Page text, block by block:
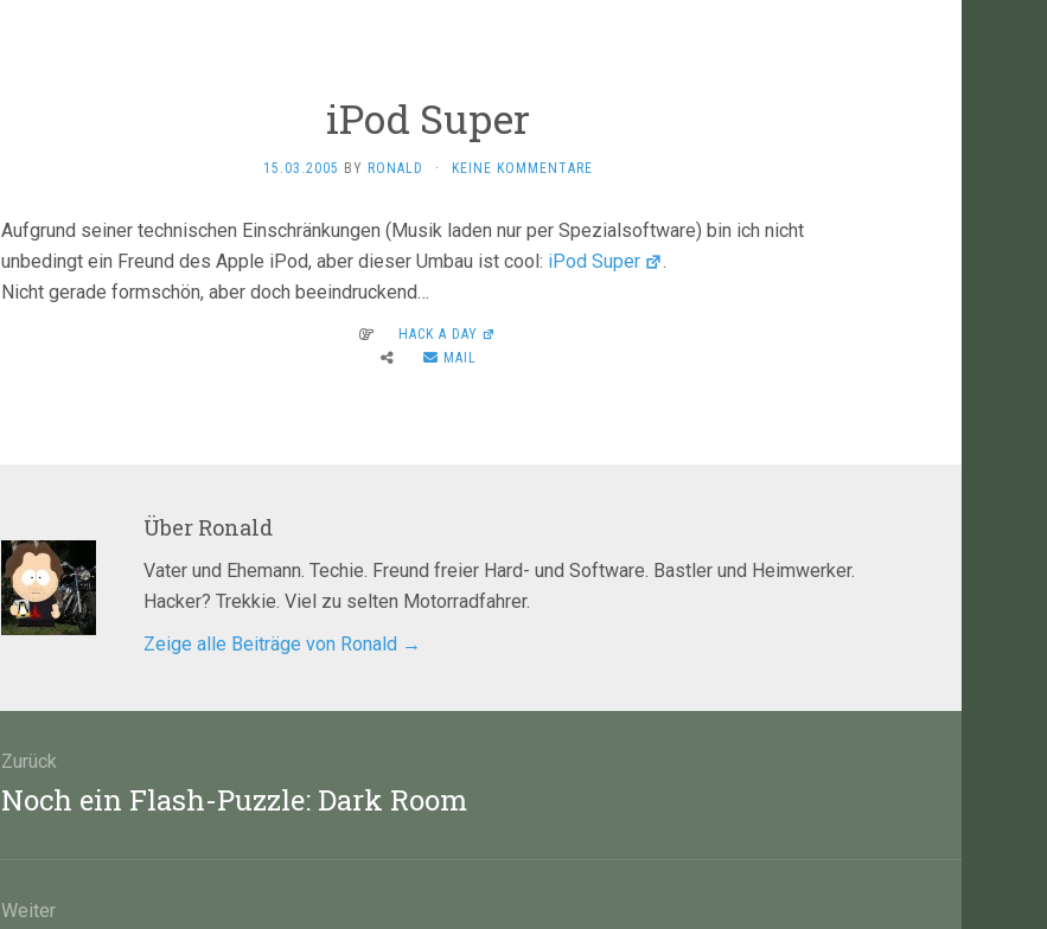
iPod Super
15.03.2005 BY RONALD · KEINE KOMMENTARE
Aufgrund seiner technischen Einschränkungen (Musik laden nur per Spezialsoftware) bin ich nicht
unbedingt ein Freund des Apple iPod, aber dieser Umbau ist cool: iPod Super
.
Nicht gerade formschön, aber doch beeindruckend…
HACK A DAY
MAIL
Über Ronald
Vater und Ehemann. Techie. Freund freier Hard- und Software. Bastler und Heimwerker.
Hacker? Trekkie. Viel zu selten Motorradfahrer.
Zeige alle Beiträge von Ronald →
Zurück
Vorheriger
Noch ein Flash-Puzzle: Dark Room
Weiter